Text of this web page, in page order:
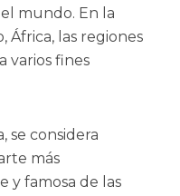
mundo. En la
África, las regiones
varios fines
se considera
más
y famosa de las